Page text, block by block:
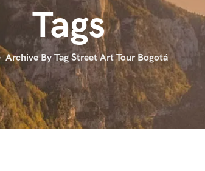
Tags
Archive By Tag Street Art Tour Bogotá